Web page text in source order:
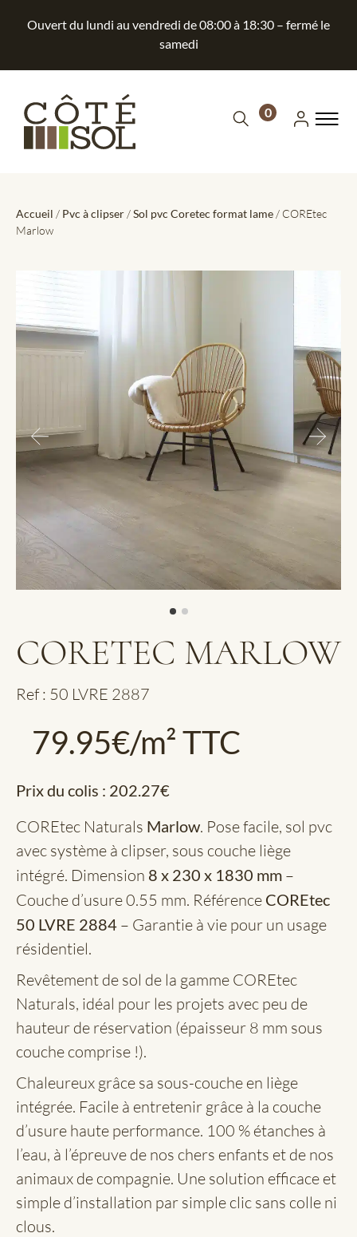
Ouvert du lundi au vendredi de 08:00 à 18:30 – fermé le
samedi
0
Accueil / Pvc à clipser /Sol pvc Coretec format lame / COREtec
Marlow
CORETEC MARLOW
Ref : 50 LVRE 2887
79.95€/m² TTC
Prix du colis : 202.27€
COREtec Naturals Marlow. Pose facile, sol pvc
avec système à clipser, sous couche liège
intégré. Dimension 8 x 230 x 1830 mm –
Couche d’usure 0.55 mm. Référence COREtec
50 LVRE 2884 – Garantie à vie pour un usage
résidentiel.
Revêtement de sol de la gamme COREtec
Naturals, idéal pour les projets avec peu de
hauteur de réservation (épaisseur 8 mm sous
couche comprise !).
Chaleureux grâce sa sous-couche en liège
intégrée. Facile à entretenir grâce à la couche
d’usure haute performance. 100 % étanches à
l’eau, à l’épreuve de nos chers enfants et de nos
animaux de compagnie. Une solution efficace et
simple d’installation par simple clic sans colle ni
clous.